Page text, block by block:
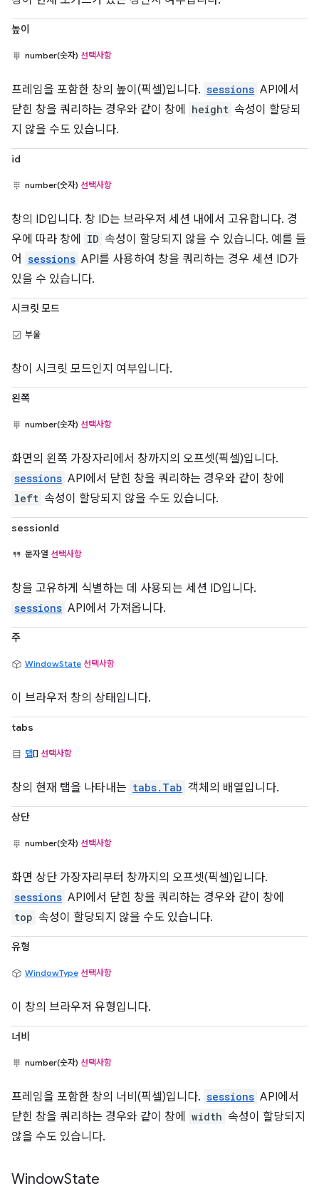
높이
number(숫자) 선택사항
프레임을 포함한 창의 높이(픽셀)입니다. sessions API에서
닫힌 창을 쿼리하는 경우와 같이 창에
height 속성이 할당되
지 않을 수도 있습니다.
id
number(숫자) 선택사항
창의 ID입니다. 창 ID는 브라우저 세션 내에서 고유합니다. 경
우에 따라 창에
ID 속성이 할당되지 않을 수 있습니다. 예를 들
어 sessions API를 사용하여 창을 쿼리하는 경우 세션 ID가
있을 수 있습니다.
시크릿 모드
부울
창이 시크릿 모드인지 여부입니다.
왼쪽
number(숫자) 선택사항
화면의 왼쪽 가장자리에서 창까지의 오프셋(픽셀)입니다.
sessions API에서 닫힌 창을 쿼리하는 경우와 같이 창에
left 속성이 할당되지 않을 수도 있습니다.
sessionId
문자열 선택사항
창을 고유하게 식별하는 데 사용되는 세션 ID입니다.
sessions API에서 가져옵니다.
주
WindowState 선택사항
이 브라우저 창의 상태입니다.
tabs
탭[] 선택사항
창의 현재 탭을 나타내는 tabs.Tab 객체의 배열입니다.
상단
number(숫자) 선택사항
화면 상단 가장자리부터 창까지의 오프셋(픽셀)입니다.
sessions API에서 닫힌 창을 쿼리하는 경우와 같이 창에
top 속성이 할당되지 않을 수도 있습니다.
유형
WindowType 선택사항
이 창의 브라우저 유형입니다.
너비
number(숫자) 선택사항
프레임을 포함한 창의 너비(픽셀)입니다. sessions API에서
닫힌 창을 쿼리하는 경우와 같이 창에
width 속성이 할당되지
않을 수도 있습니다.
WindowState